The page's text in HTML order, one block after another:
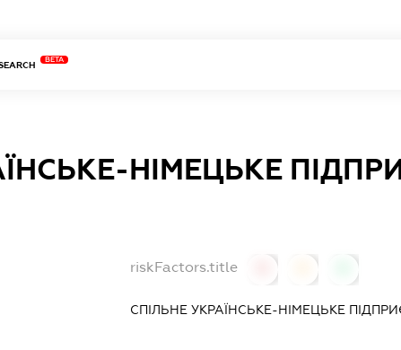
BETA
НІМЕЦЬКЕ
riskFactors.title
СПІЛЬНЕ УКРАЇНСЬКЕ-НІМЕЦЬКЕ